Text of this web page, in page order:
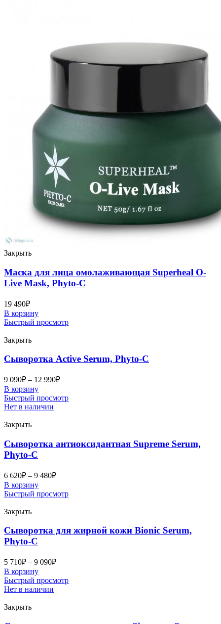
Закрыть
Маска для лица омолаживающая Superheal O-
Live Mask, Phyto-C
19 490₽
В корзину
Быстрый просмотр
Закрыть
Сыворотка Active Serum, Phyto-C
9 090₽ – 12 990₽
В корзину
Быстрый просмотр
Нет в наличии
Закрыть
Сыворотка антиоксидантная Supreme Serum,
Phyto-C
6 620₽ – 9 480₽
В корзину
Быстрый просмотр
Закрыть
Сыворотка для жирной кожи Bionic Serum,
Phyto-C
5 710₽ – 9 090₽
В корзину
Быстрый просмотр
Нет в наличии
Закрыть